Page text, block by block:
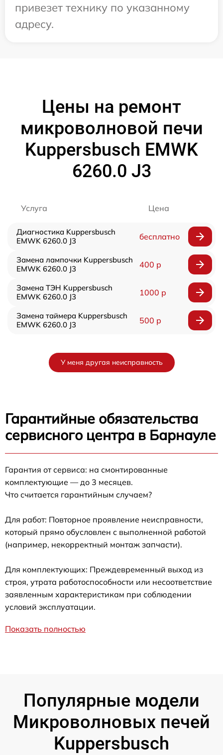
привезет технику по указанному
адресу.
Цены на ремонт
микроволновой печи
Kuppersbusch EMWK
6260.0 J3
Услуга Цена
Диагностика Kuppersbusch
EMWK 6260.0 J3
бесплатно
Замена лампочки Kuppersbusch
EMWK 6260.0 J3
400 р
Замена ТЭН Kuppersbusch
EMWK 6260.0 J3
1000 р
Замена таймера Kuppersbusch
EMWK 6260.0 J3
500 р
У меня другая неисправность
Гарантийные обязательства
сервисного центра в Барнауле
Гарантия от сервиса: на смонтированные
комплектующие — до 3 месяцев.
Что считается гарантийным случаем?
Для работ: Повторное проявление неисправности,
который прямо обусловлен с выполненной работой
(например, некорректный монтаж запчасти).
Для комплектующих: Преждевременный выход из
строя, утрата работоспособности или несоответствие
заявленным характеристикам при соблюдении
условий эксплуатации.
Показать полностью
Популярные модели
Микроволновых печей
Kuppersbusch